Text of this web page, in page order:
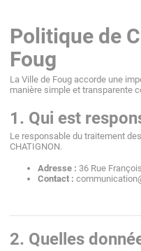
Politique de
Foug
La Ville de Foug accorde une
manière simple et transparente
1. Qui est
Le responsable du traitement
CHATIGNON.
Adresse : 36 Rue
Contact :
2. Quelles